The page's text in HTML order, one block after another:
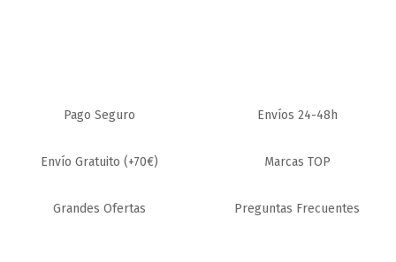
COMETE ULTIMATE
RIOT+ BOA
Pago Seguro Envíos 24-48h
Envío Gratuito (+70€) Marcas TOP
Grandes Ofertas Preguntas Frecuentes